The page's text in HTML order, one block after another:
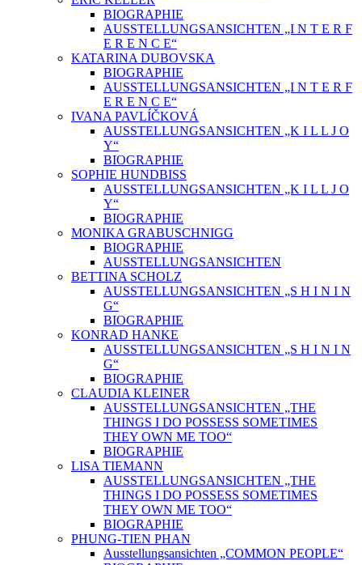
BIOGRAPHIE
AUSSTELLUNGSANSICHTEN „I N T E R F
E R E N C E“
KATARINA DUBOVSKA
BIOGRAPHIE
AUSSTELLUNGSANSICHTEN „I N T E R F
E R E N C E“
IVANA PAVLÍČKOVÁ
AUSSTELLUNGSANSICHTEN „K I L L J O
Y“
BIOGRAPHIE
SOPHIE HUNDBISS
AUSSTELLUNGSANSICHTEN „K I L L J O
Y“
BIOGRAPHIE
MONIKA GRABUSCHNIGG
BIOGRAPHIE
AUSSTELLUNGSANSICHTEN
BETTINA SCHOLZ
AUSSTELLUNGSANSICHTEN „S H I N I N
G“
BIOGRAPHIE
KONRAD HANKE
AUSSTELLUNGSANSICHTEN „S H I N I N
G“
BIOGRAPHIE
CLAUDIA KLEINER
AUSSTELLUNGSANSICHTEN „THE
THINGS I DO POSSESS SOMETIMES
THEY OWN ME TOO“
BIOGRAPHIE
LISA TIEMANN
AUSSTELLUNGSANSICHTEN „THE
THINGS I DO POSSESS SOMETIMES
THEY OWN ME TOO“
BIOGRAPHIE
PHUNG-TIEN PHAN
Ausstellungsansichten „COMMON PEOPLE“